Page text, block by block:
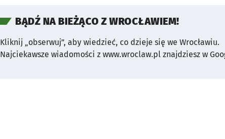
BĄDŹ NA BIEŻĄCO Z WROCŁAWIEM!
Kliknij „obserwuj”, aby wiedzieć, co dzieje się we Wrocławiu.
Najciekawsze wiadomości z www.wroclaw.pl znajdziesz w